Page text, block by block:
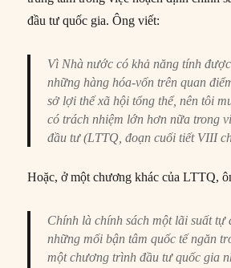
đầu tư quốc gia. Ông viết:
Vì Nhà nước có khả năng tính
những hàng hóa-vốn trên quan
sở lợi thế xã hội tổng thể, nên tôi
có trách nhiệm lớn hơn nữa trong
đầu tư (LTTQ, đoạn cuối tiết VIII
Hoặc, ở một chương khác của LTTQ,
Chính là chính sách một lãi suất tự
những mối bận tâm quốc tế ngăn
một chương trình đầu tư quốc gia